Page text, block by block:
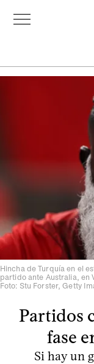
Hincha de Turquía en el
partido ante Australia, en
Foto: Stu Forster, Getty
Partidos
fase
Si hay un